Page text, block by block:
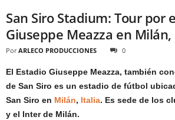
San Siro Stadium: Tour por
Giuseppe Meazza en
Por ARLECO PRODUCCIONES 0
El Estadio Giuseppe Meazza, también
de San Siro es un estadio de fútbol
San Siro en Milán, Italia. Es sede de los
y el Inter de Milán.